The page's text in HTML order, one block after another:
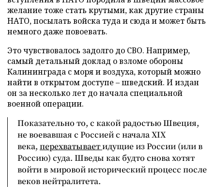
желание тоже стать крутыми, как другие страны
НАТО, посылать войска туда и сюда и может быть
немного даже повоевать.
Это чувствовалось задолго до СВО. Например,
самый детальный доклад о взломе обороны
Калининграда с моря и воздуха, который можно
найти в открытом доступе – шведский. И издан
он за несколько лет до начала специальной
военной операции.
Показательно то, с какой радостью Швеция,
не воевавшая с Россией с начала XIX
века, перехватываетидущие из России (или в
Россию) суда. Шведы как будто снова хотят
войти в мировой исторический процесс после
веков нейтралитета.